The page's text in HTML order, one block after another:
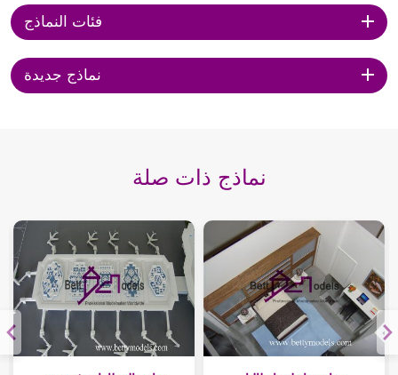
فئات النماذج
نماذج جديدة
نماذج ذات صلة